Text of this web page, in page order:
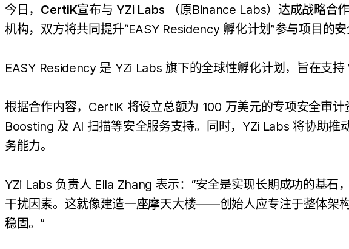
今日， CertiK宣布与 YZi Labs （原Binance Labs）达成战略合
机构，双方将共同提升“EASY Residency 孵化计划”参与项目的
EASY Residency 是 YZi Labs 旗下的全球性孵化计划，旨在支持
根据合作内容，CertiK 将设立总额为 100 万美元的专项安全审
Boosting 及 AI 扫描等安全服务支持。同时，YZi Labs 将协助
务能力。
YZi Labs 负责人 Ella Zhang 表示：“安全是实现长期成功的基
干扰因素。这就像建造一座摩天大楼——创始人应专注于整体架
稳固。”